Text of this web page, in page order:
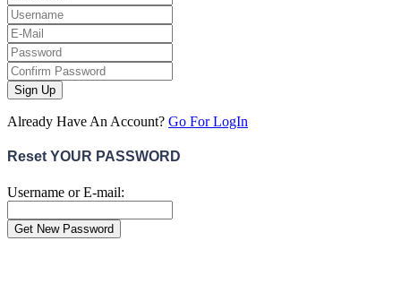
Sign Up
Already Have An Account? Go For LogIn
Reset YOUR PASSWORD
Username or E-mail: